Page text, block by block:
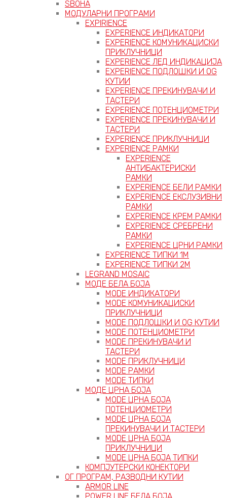
ЅВОНА
МОДУЛАРНИ ПРОГРАМИ
EXPIRIENCE
EXPERIENCE ИНДИКАТОРИ
EXPERIENCE КОМУНИКАЦИСКИ
ПРИКЛУЧНИЦИ
EXPERIENCE ЛЕД ИНДИКАЦИЈА
EXPERIENCE ПОДЛОШКИ И OG
КУТИИ
EXPERIENCE ПРЕКИНУВАЧИ И
ТАСТЕРИ
EXPERIENCE ПОТЕНЦИОМЕТРИ
EXPERIENCE ПРЕКИНУВАЧИ И
ТАСТЕРИ
EXPERIENCE ПРИКЛУЧНИЦИ
EXPERIENCE РАМКИ
EXPERIENCE
АНТИБАКТЕРИСКИ
РАМКИ
EXPERIENCE БЕЛИ РАМКИ
EXPERIENCE ЕКСЛУЗИВНИ
РАМКИ
EXPERIENCE КРЕМ РАМКИ
EXPERIENCE СРЕБРЕНИ
РАМКИ
EXPERIENCE ЦРНИ РАМКИ
EXPERIENCE ТИПКИ 1M
EXPERIENCE ТИПКИ 2М
LEGRAND MOSAIC
МОДЕ БЕЛА БОЈА
MODE ИНДИКАТОРИ
MODE КОМУНИКАЦИСКИ
ПРИКЛУЧНИЦИ
MODE ПОДЛОШКИ И OG КУТИИ
MODE ПОТЕНЦИОМЕТРИ
MODE ПРEКИНУВАЧИ И
ТАСТЕРИ
MODE ПРИКЛУЧНИЦИ
MODE РАМКИ
MODE ТИПКИ
МОДЕ ЦРНА БОЈА
MODE ЦРНА БОЈА
ПОТЕНЦИОМЕТРИ
MODE ЦРНА БОЈА
ПРЕКИНУВАЧИ И ТАСТЕРИ
MODE ЦРНА БОЈА
ПРИКЛУЧНИЦИ
MODE ЦРНА БОЈА ТИПКИ
КОМПЈУТЕРСКИ КОНЕКТОРИ
ОГ ПРОГРАМ, РАЗВОДНИ КУТИИ
ARMOR LINE